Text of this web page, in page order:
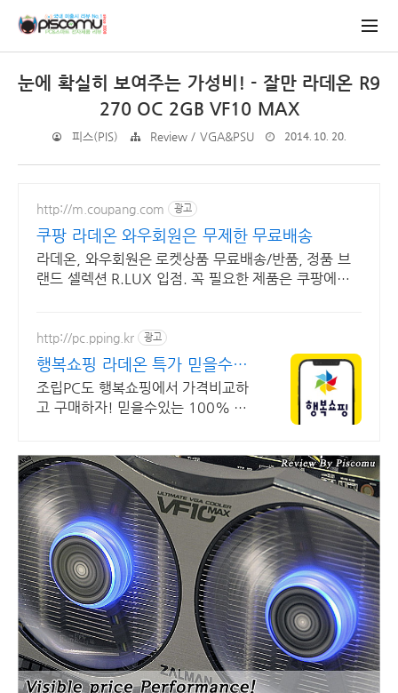
눈에 확실히 보여주는 가성비! - 잘만 라데온 R9
270 OC 2GB VF10 MAX
피스(PIS) Review / VGA&PSU 2014. 10. 20.
http://m.coupang.com 광고
쿠팡 라데온 와우회원은 무제한 무료배송
라데온, 와우회원은 로켓상품 무료배송/반품, 정품 브
랜드 셀렉션 R.LUX 입점. 꼭 필요한 제품은 쿠팡에서
http://pc.pping.kr 광고
행복쇼핑 라데온 특가 믿을수있
는 100% 매매보호
조립PC도 행복쇼핑에서 가격비교하
고 구매하자! 믿을수있는 100% 매
금 만나 보세요